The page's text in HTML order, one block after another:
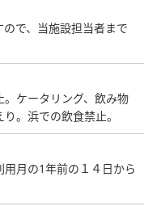
で、当施設担当者まで
ケータリング、飲み物
。浜での飲食禁止。
月の1年前の１４日から